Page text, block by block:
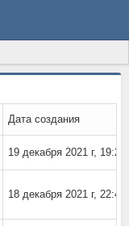
Дата создания
19 декабря 2021 г, 19:24
18 декабря 2021 г, 22:41